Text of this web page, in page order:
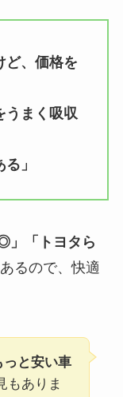
ど、価格を
うまく吸収
」
」「トヨタら
るので、快適
っと安い車
もありま